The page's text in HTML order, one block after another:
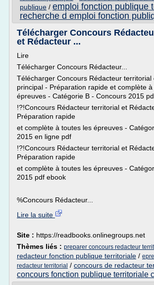
publique / emploi fonction publique
recherche d emploi fonction
Télécharger Concours
et Rédacteur ...
Lire
Télécharger Concours Rédacteur...
Télécharger Concours Rédacteur territorial
principal - Préparation rapide et complète
épreuves - Catégorie B - Concours 2015
!?!Concours Rédacteur territorial et
Préparation rapide
et complète à toutes les épreuves -
2015 en ligne pdf
!?!Concours Rédacteur territorial et
Préparation rapide
et complète à toutes les épreuves -
2015 pdf ebook
%Concours Rédacteur...
Lire la suite
Site : https://readbooks.onlinegroups.net
Thèmes liés : preparer concours redacteur
redacteur fonction publique territoriale /
redacteur territorial / concours de redacteur
concours fonction publique territoriale